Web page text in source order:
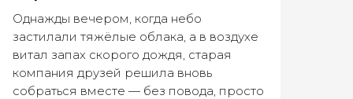
Однажды вечером, когда небо
застилали тяжёлые облака, а в воздухе
витал запах скорого дождя, старая
компания друзей решила вновь
собраться вместе — без повода, просто